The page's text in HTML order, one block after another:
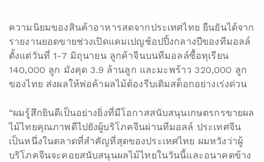
ความนิยมของสินค้าอาหารสดจากประเทศไทย ยืนยันได้จาก
รายงานยอดขายช่วงเปิดแคมเปญช้อปปิ้งกลางปีของทีมอลล์
ตั้งแต่วันที่ 1-7 มิถุนายน ลูกค้าจีนบนทีมอลล์ซื้อทุเรียน
140,000 ลูก มังคุด 3.9 ล้านลูก และมะพร้าว 320,000 ลูก
ของไทย ส่งผลให้พ่อค้าผลไม้ต้องรีบเติมสต็อกอย่างเร่งด่วน
“ผมรู้สึกยินดีเป็นอย่างยิ่งที่มีโอกาสสนับสนุนเกษตรกรขายผล
ไม้ไทยคุณภาพดีไปยังผู้บริโภคจีนผ่านทีมอลล์ ประเทศจีน
เป็นหนึ่งในตลาดที่สำคัญที่สุดของประเทศไทย ผมหวังว่าผู้
บริโภคจีนจะคอยสนับสนุนผลไม้ไทยในวันนี้และอนาคตข้าง